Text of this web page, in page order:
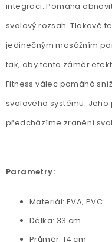
integraci. Pomáhá
svalový rozsah. Tlakové
jedinečným masážním
tak, aby tento záměr
Fitness válec pomáhá
svalového systému.
předcházíme zranění
Parametry:
Materiál: EVA, PVC
Délka: 33 cm
Průměr: 14 cm